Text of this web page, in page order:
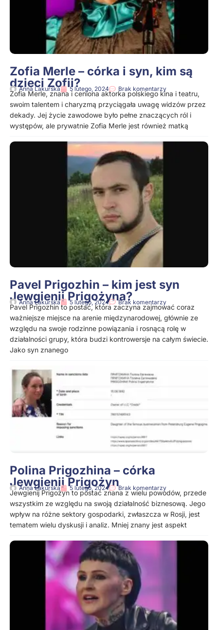
Zofia Merle – córka i syn, kim są
dzieci Zofii?
Anna Lakurska 5 lutego, 2024 Brak komentarzy
Zofia Merle, znana i ceniona aktorka polskiego kina i teatru,
swoim talentem i charyzmą przyciągała uwagę widzów przez
dekady. Jej życie zawodowe było pełne znaczących ról i
występów, ale prywatnie Zofia Merle jest również matką
Pavel Prigozhin – kim jest syn
Jewgienij Prigożyna?
Anna Lakurska 5 lutego, 2024 Brak komentarzy
Pavel Prigozhin to postać, która zaczyna zajmować coraz
ważniejsze miejsce na arenie międzynarodowej, głównie ze
względu na swoje rodzinne powiązania i rosnącą rolę w
działalności grupy, która budzi kontrowersje na całym świecie.
Jako syn znanego
Polina Prigozhina – córka
Jewgienij Prigożyn
Anna Lakurska 5 lutego, 2024 Brak komentarzy
Jewgienij Prigożyn to postać znana z wielu powodów, przede
wszystkim ze względu na swoją działalność biznesową. Jego
wpływ na różne sektory gospodarki, zwłaszcza w Rosji, jest
tematem wielu dyskusji i analiz. Mniej znany jest aspekt